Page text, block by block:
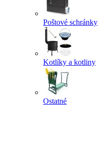
Poštové schránky
Kotlíky a kotliny
Ostatné